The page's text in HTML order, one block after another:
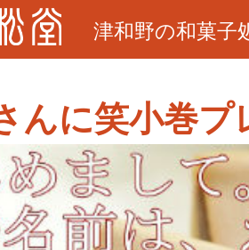
津和野の和菓子
んに笑小巻